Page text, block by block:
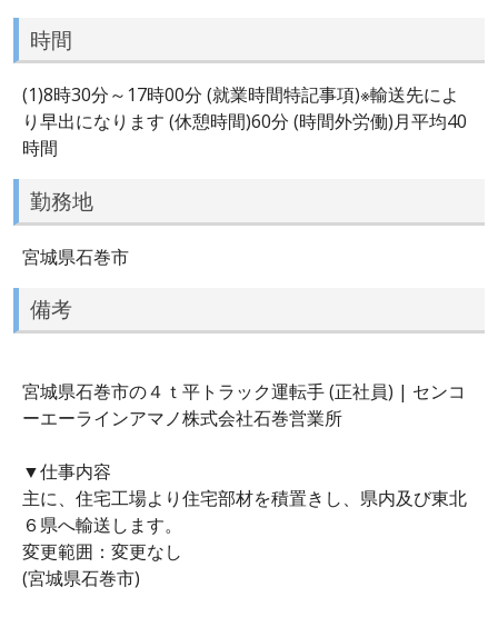
時間
(1)8時30分～17時00分 (就業時間特記事項)※輸送先によ
り早出になります (休憩時間)60分 (時間外労働)月平均40
時間
勤務地
宮城県石巻市
備考
宮城県石巻市の４ｔ平トラック運転手 (正社員) | センコ
ーエーラインアマノ株式会社石巻営業所
▼仕事内容
主に、住宅工場より住宅部材を積置きし、県内及び東北
６県へ輸送します。
変更範囲：変更なし
(宮城県石巻市)